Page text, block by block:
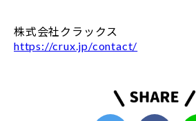
株式会社クラックス
https://crux.jp/contact/